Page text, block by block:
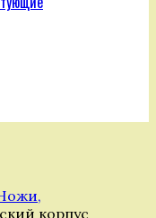
корпус